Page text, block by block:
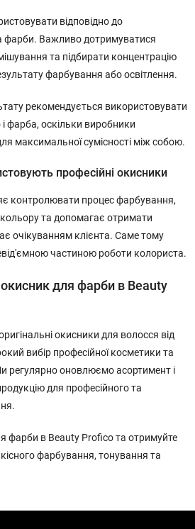
відповідно до
фарби. Важливо дотримуватися
та підбирати концентрацію
фарбування або освітлення.
рекомендується використовувати
фарба, оскільки виробники
максимальної сумісності між собою.
професійні окисники
контролювати процес фарбування,
кольору та допомагає отримати
очікуванням клієнта. Саме тому
частиною роботи колориста.
для фарби в Beauty
окисники для волосся від
вибір професійної косметики та
регулярно оновлюємо асортимент і
для професійного та
фарби в Beauty Profico та отримуйте
фарбування, тонування та